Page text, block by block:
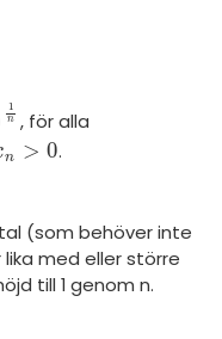
1
n , för alla
n > 0.
(som behöver inte
med eller större
till 1 genom n.
För lärare
1 inloggade